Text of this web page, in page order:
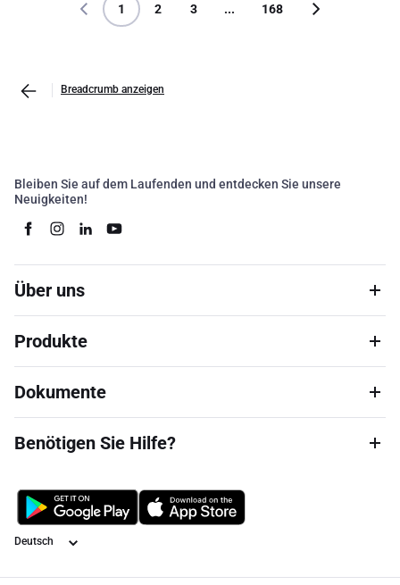
1 2 3 ... 168
Breadcrumb anzeigen
Bleiben Sie auf dem Laufenden und entdecken Sie unsere
Neuigkeiten!
Über uns
Produkte
Dokumente
Benötigen Sie Hilfe?
Sprache